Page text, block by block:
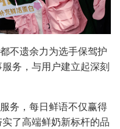
不遗余力为选手保驾护
务，与用户建立起深刻
务，每日鲜语不仅赢得
了高端鲜奶新标杆的品